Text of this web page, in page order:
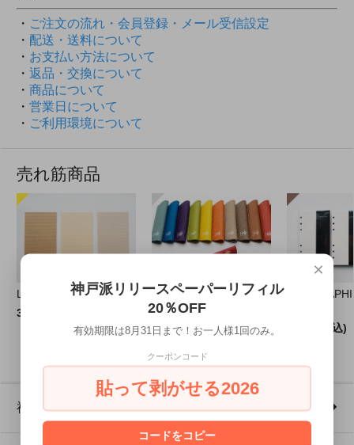
・ ご注文の流れ・会員登録・メール受信設定
・ 配送・送料について
・ お支払い方法について
・ 返品・交換について
・ 商品について
・ 営業日について
・ ご利用環境について
売れ筋商品
Liscio-1｜A5薄型ノート
330円(税込)
ペンシース
3,630円(税込)
792円(税込)
神戸派商店について｜ご利用ガイド
×
神戸派リリースペーパーリフィル
20％OFF
有効期限は8月31日まで！お一人様1回のみ。
クーポンコード
貼って剥がせる2026
コードをコピー